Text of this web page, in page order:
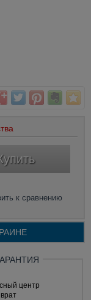
к сравнению
центр